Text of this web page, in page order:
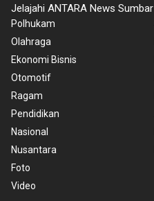
Jelajahi ANTARA News Sumbar
Polhukam
Olahraga
Ekonomi Bisnis
Otomotif
Ragam
Pendidikan
Nasional
Nusantara
Foto
Video